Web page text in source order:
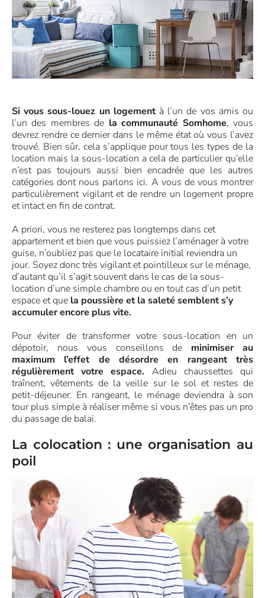
Si vous sous-louez un logementà l’un de vos amis ou
l’un des membres de la communauté Somhome, vous
devrez rendre ce dernier dans le même état où vous l’avez
trouvé. Bien sûr, cela s’applique pour tous les types de la
location mais la sous-location a cela de particulier qu’elle
n’est pas toujours aussi bien encadrée que les autres
catégories dont nous parlons ici. A vous de vous montrer
particulièrement vigilant et de rendre un logement propre
et intact en fin de contrat.
A priori, vous ne resterez pas longtemps dans cet
appartement et bien que vous puissiez l’aménager à votre
guise, n’oubliez pas que le locataire initial reviendra un
jour. Soyez donc très vigilant et pointilleux sur le ménage,
d’autant qu’il s’agit souvent dans le cas de la sous-
location d’une simple chambre ou en tout cas d’un petit
espace et que la poussière et la saleté semblent s’y
accumuler encore plus vite.
Pour éviter de transformer votre sous-location en un
dépotoir, nous vous conseillons de minimiser au
maximum l’effet de désordre en rangeant très
régulièrement votre espace. Adieu chaussettes qui
traînent, vêtements de la veille sur le sol et restes de
petit-déjeuner. En rangeant, le ménage deviendra à son
tour plus simple à réaliser même si vous n’êtes pas un pro
du passage de balai.
La colocation : une organisation au
poil